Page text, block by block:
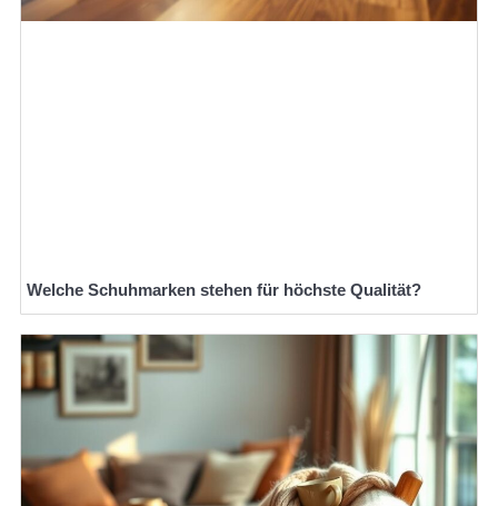
Welche Schuhmarken stehen für höchste Qualität?